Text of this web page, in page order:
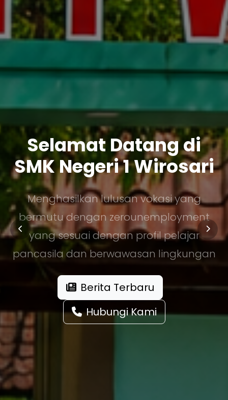
Selamat Datang di
SMK Negeri 1 Wirosari
Menghasilkan lulusan vokasi yang
bermutu dengan zerounemployment
yang sesuai dengan profil pelajar
pancasila dan berwawasan lingkungan
Berita Terbaru
Hubungi Kami